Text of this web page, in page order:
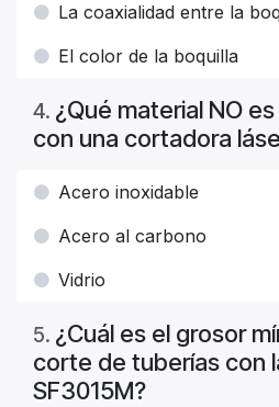
La coaxialidad entre la
El color de la boquilla
4. ¿Qué material NO
con una cortadora
Acero inoxidable
Acero al carbono
Vidrio
5. ¿Cuál es el grosor
corte de tuberías con
SF3015M?